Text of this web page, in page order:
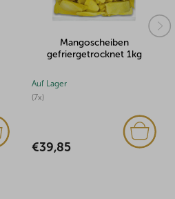
Mangoscheiben
gefriergetrocknet 1kg
(7x)
Auf Lager
€39,85